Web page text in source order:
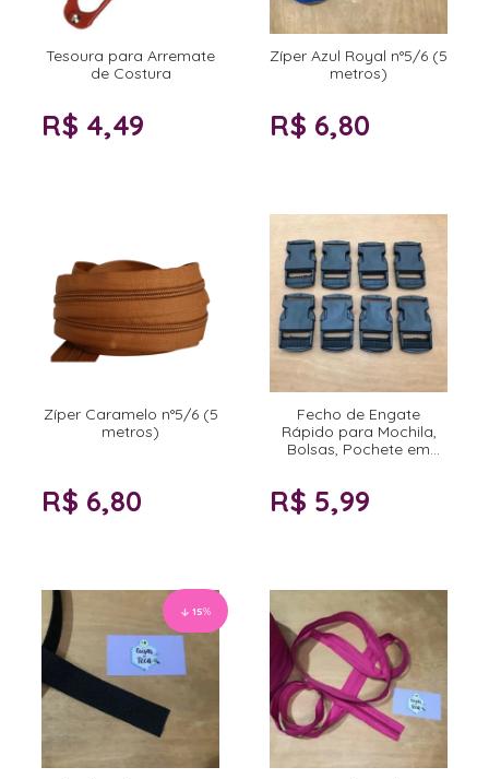
Tesoura para Arremate
de Costura
R$ 4,49
Zíper Azul Royal n°5/6 (5
metros)
R$ 6,80
Zíper Caramelo n°5/6 (5
metros)
R$ 6,80
Fecho de Engate
Rápido para Mochila,
Bolsas, Pochete em
R$ 5,99
15%